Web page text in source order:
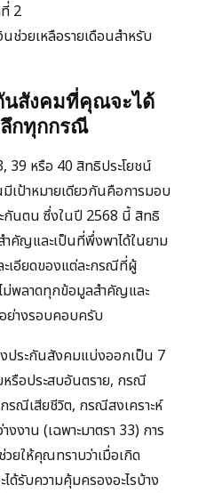
2
นช่วยเหลือรายเดือนสำหรับ
นสังคมที่คุณจะได้
ลึกทุกกรณี
39 หรือ 40 สิทธิประโยชน์
ป้าหมายเดียวกันคือการมอบ
กันตน ซึ่งในปี 2568 นี้ สิทธิ
ำคัญและเป็นที่พึ่งพาได้ในยาม
ละเอียดของแต่ละกรณีที่ผู้
ม่พลาดทุกข้อมูลสำคัญและ
ย่างรอบคอบครับ
ประกันสังคมแบ่งออกเป็น 7
รือประสบอันตราย, กรณี
ณีเสียชีวิต, กรณีสงเคราะห์
งาน (เฉพาะมาตรา 33) การ
วยให้คุณทราบว่าเมื่อเกิด
รับความคุ้มครองอะไรบ้าง